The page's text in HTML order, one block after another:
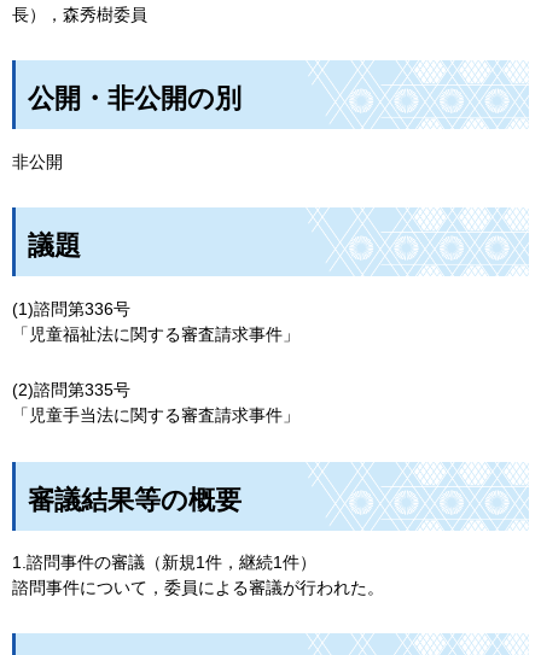
長），森秀樹委員
公開・非公開の別
非公開
議題
(1)諮問第336号
「児童福祉法に関する審査請求事件」
(2)諮問第335号
「児童手当法に関する審査請求事件」
審議結果等の概要
1.諮問事件の審議（新規1件，継続1件）
諮問事件について，委員による審議が行われた。